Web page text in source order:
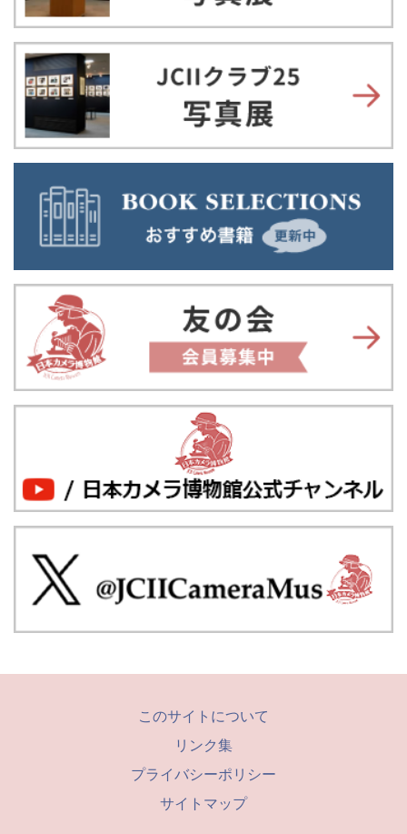
このサイトについて
リンク集
プライバシーポリシー
サイトマップ